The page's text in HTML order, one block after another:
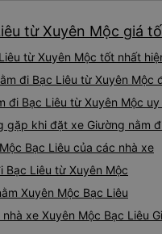
từ Xuyên Mộc giá
từ Xuyên Mộc tốt nhất
đi Bạc Liêu từ Xuyên Mộc
đi Bạc Liêu từ Xuyên Mộc uy
khi đặt xe Giường nằm
Bạc Liêu của các nhà xe
Bạc Liêu từ Xuyên Mộc
Xuyên Mộc Bạc Liêu
xe Xuyên Mộc Bạc Liêu